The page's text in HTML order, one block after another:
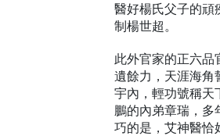
醫好楊氏父子的頑
制楊世超。
此外官家的正六品
遺餘力，天涯海角
宇內，輕功號稱天
鵬的內弟章瑞，多
巧的是，艾神醫恰